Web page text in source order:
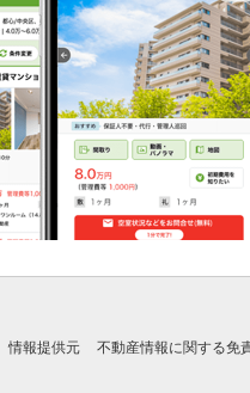
情報提供元 不動産情報に関する免